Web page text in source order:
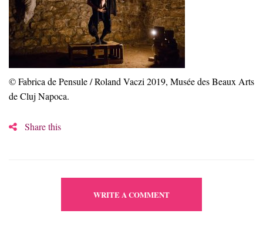
© Fabrica de Pensule / Roland Vaczi 2019, Musée des Beaux Arts
de Cluj Napoca.
Share this
WRITE A COMMENT